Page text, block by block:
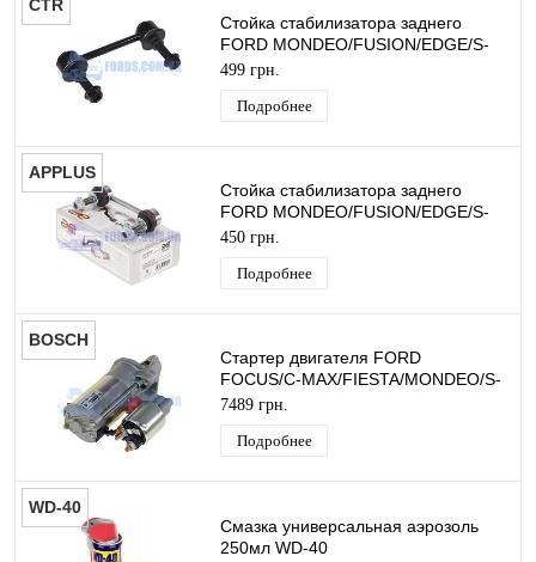
CTR
Стойка стабилизатора заднего
FORD MONDEO/FUSION/EDGE/S-
MAX/GALAXY 2013- (120MM) CTR
499 грн.
Подробнее
APPLUS
Стойка стабилизатора заднего
FORD MONDEO/FUSION/EDGE/S-
MAX/GALAXY 2013- (120MM)
APPLUS
450 грн.
Подробнее
BOSCH
Стартер двигателя FORD
FOCUS/C-MAX/FIESTA/MONDEO/S-
MAX/FUSION (1.6 EcoBoost) BOSCH
7489 грн.
Подробнее
WD-40
Смазка универсальная аэрозоль
250мл WD-40